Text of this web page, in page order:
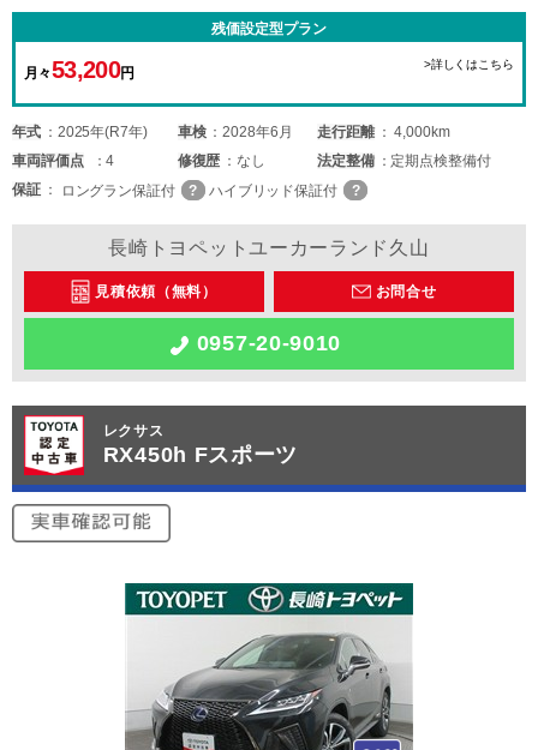
残価設定型プラン
月々53,200円
>詳しくはこちら
年式 2025年(R7年) 車検 2028年6月 走行距離
4,000km
車両評価点 4 修復歴 なし 法定整備
定期点検整備付
保証
ロングラン保証付 ハイブリッド保証付
長崎トヨペットユーカーランド久山
見積依頼（無料） お問合せ
0957-20-9010
レクサス
RX450h Fスポーツ